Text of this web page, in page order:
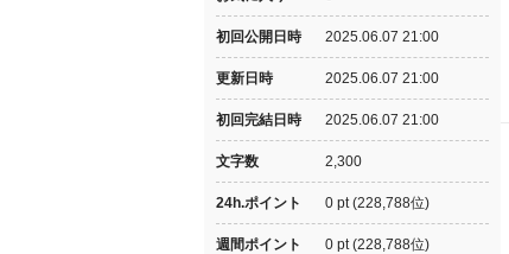
初回公開日時 2025.06.07 21:00
更新日時 2025.06.07 21:00
初回完結日時 2025.06.07 21:00
文字数 2,300
24h.ポイント 0 pt (228,788位)
週間ポイント 0 pt (228,788位)